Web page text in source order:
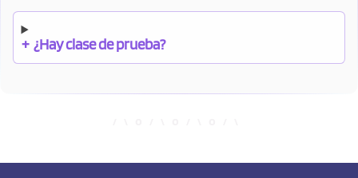
+ ¿Hay clase de prueba?